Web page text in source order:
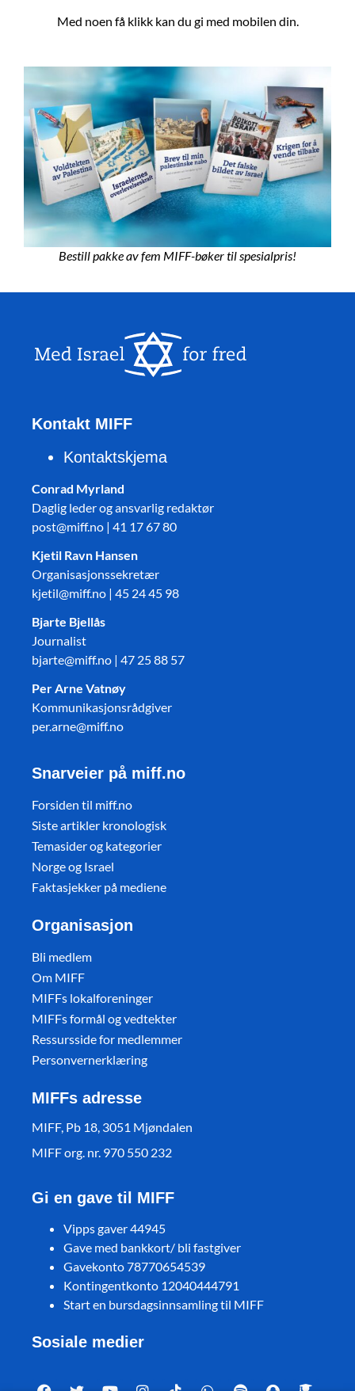
Med noen få klikk kan du gi med mobilen din.
Bestill pakke av fem MIFF-bøker til spesialpris!
Kontakt MIFF
Kontaktskjema
Conrad Myrland
Daglig leder og ansvarlig redaktør
post@miff.no | 41 17 67 80
Kjetil Ravn Hansen
Organisasjonssekretær
kjetil@miff.no | 45 24 45 98
Bjarte Bjellås
Journalist
bjarte@miff.no | 47 25 88 57
Per Arne Vatnøy
Kommunikasjonsrådgiver
per.arne@miff.no
Snarveier på miff.no
Forsiden til miff.no
Siste artikler kronologisk
Temasider og kategorier
Norge og Israel
Faktasjekker på mediene
Organisasjon
Bli medlem
Om MIFF
MIFFs lokalforeninger
MIFFs formål og vedtekter
Ressursside for medlemmer
Personvernerklæring
MIFFs adresse
MIFF, Pb 18, 3051 Mjøndalen
MIFF org. nr. 970 550 232
Gi en gave til MIFF
Vipps gaver 44945
Gave med bankkort/ bli fastgiver
Gavekonto 78770654539
Kontingentkonto 12040444791
Start en bursdagsinnsamling til MIFF
Sosiale medier